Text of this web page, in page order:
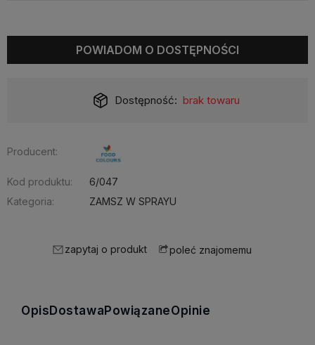
POWIADOM O DOSTĘPNOŚCI
Dostępność: brak towaru
Producent:
Kod produktu:
6/047
Kategoria:
ZAMSZ W SPRAYU
zapytaj o produkt poleć znajomemu
Opis Dostawa PowiązaneOpinie